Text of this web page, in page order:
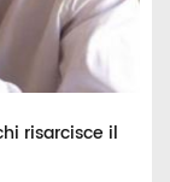
risarcisce il